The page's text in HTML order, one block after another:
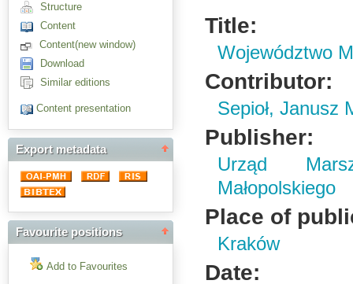
Structure
Content
Content(new window)
Download
Similar editions
Content presentation
Export metadata
Favourite positions
Add to Favourites
Title:
Województwo
Contributor:
Sepioł, Janusz
Publisher:
Urząd
Małopolskiego
Place of
Kraków
Date: